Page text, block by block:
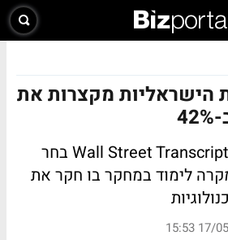
הישראליות מקצרות את
גוף מחקר בשם ה-Wall Street Transcript בחר
לימוד במחקר בו חקר את
17/05/